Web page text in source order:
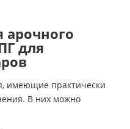
для
имеющие практически
В них можно